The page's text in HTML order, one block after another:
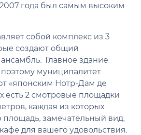
2007 года был самым высоким
собой комплекс из 3
создают общий
Главное здание
муниципалитет
«японским Нотр-Дам де
есть 2 смотровые площадки
каждая из которых
замечательный вид,
для вашего удовольствия.